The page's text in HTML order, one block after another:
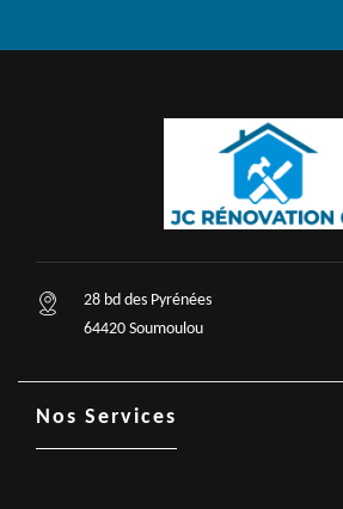
28 bd des Pyrénées
64420 Soumoulou
Nos Services